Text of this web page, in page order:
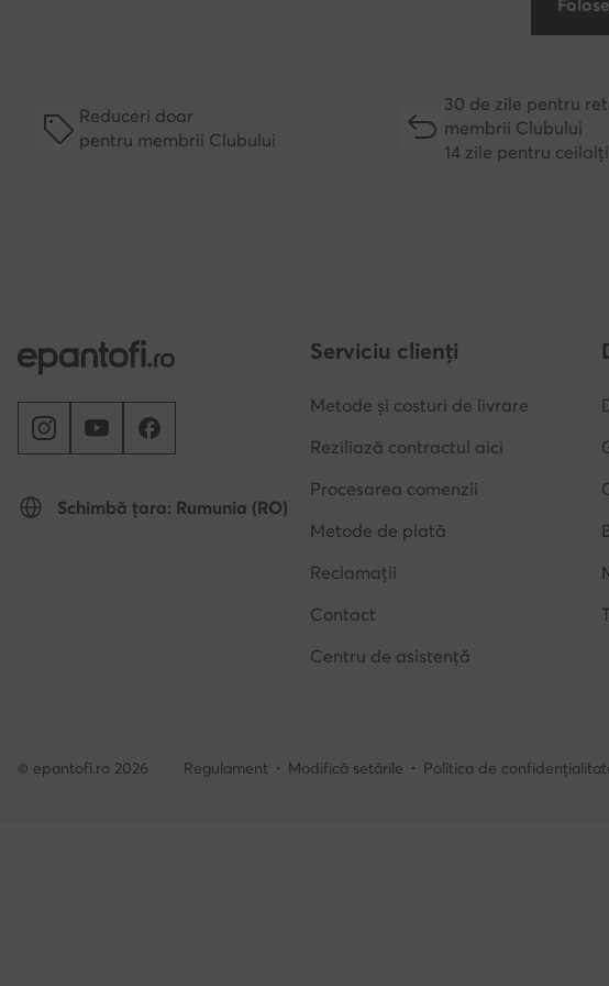
Reduceri doar
pentru membrii Clubului
30 de zile pentru
membrii Clubului
14 zile pentru ceilalți
Schimbă țara: Rumunia (RO)
Serviciu clienți
Metode și costuri de livrare
Reziliază contractul aici
Procesarea comenzii
Metode de plată
Reclamații
Contact
Centru de asistență
© epantofi.ro 2026 Regulament Modifică setările Politica de